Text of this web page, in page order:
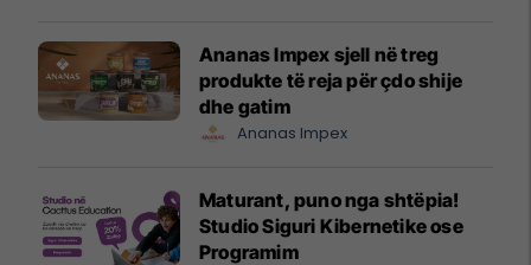
Ananas Impex sjell në treg
produkte të reja për çdo shije
dhe gatim
Ananas Impex
Maturant, puno nga shtëpia!
Studio Siguri Kibernetike ose
Programim